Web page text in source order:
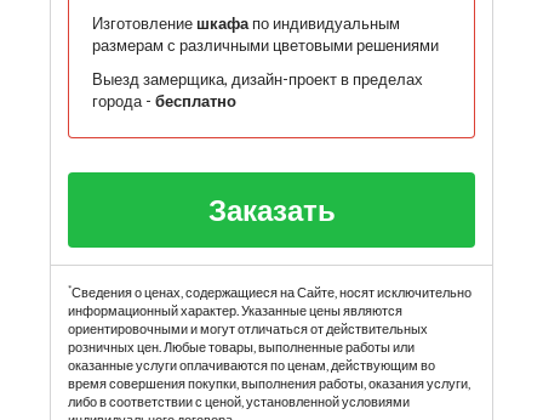
Изготовление шкафапо индивидуальным
размерам с различными цветовыми решениями
Выезд замерщика, дизайн-проект в пределах
города - бесплатно
Заказать
*Сведения о ценах, содержащиеся на Сайте, носят исключительно
информационный характер. Указанные цены являются
ориентировочными и могут отличаться от действительных
розничных цен. Любые товары, выполненные работы или
оказанные услуги оплачиваются по ценам, действующим во
время совершения покупки, выполнения работы, оказания услуги,
либо в соответствии с ценой, установленной условиями